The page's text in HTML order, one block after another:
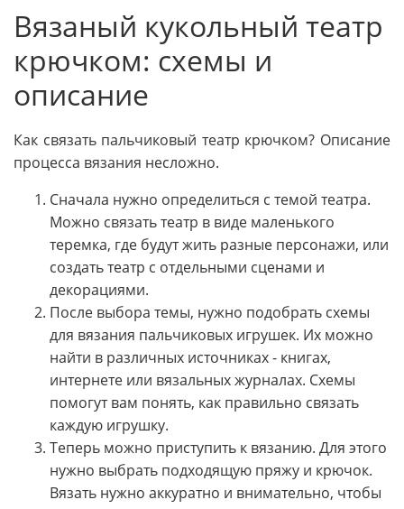
Вязаный кукольный театр
крючком: схемы и
описание
Как связать пальчиковый театр крючком? Описание
процесса вязания несложно.
Сначала нужно определиться с темой театра.
Можно связать театр в виде маленького
теремка, где будут жить разные персонажи, или
создать театр с отдельными сценами и
декорациями.
После выбора темы, нужно подобрать схемы
для вязания пальчиковых игрушек. Их можно
найти в различных источниках - книгах,
интернете или вязальных журналах. Схемы
помогут вам понять, как правильно связать
каждую игрушку.
Теперь можно приступить к вязанию. Для этого
нужно выбрать подходящую пряжу и крючок.
Вязать нужно аккуратно и внимательно, чтобы